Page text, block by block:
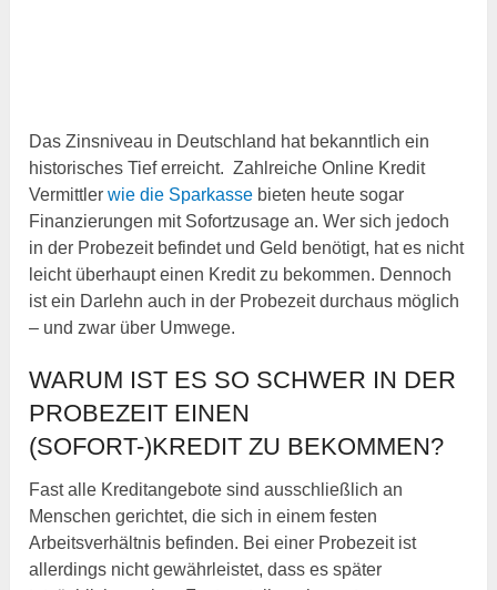
Das Zinsniveau in Deutschland hat bekanntlich ein
historisches Tief erreicht. Zahlreiche Online Kredit
Vermittlerwie die Sparkasse bieten heute sogar
Finanzierungen mit Sofortzusage an. Wer sich jedoch
in der Probezeit befindet und Geld benötigt, hat es nicht
leicht überhaupt einen Kredit zu bekommen. Dennoch
ist ein Darlehn auch in der Probezeit durchaus möglich
– und zwar über Umwege.
WARUM IST ES SO SCHWER IN DER
PROBEZEIT EINEN
(SOFORT-)KREDIT ZU BEKOMMEN?
Fast alle Kreditangebote sind ausschließlich an
Menschen gerichtet, die sich in einem festen
Arbeitsverhältnis befinden. Bei einer Probezeit ist
allerdings nicht gewährleistet, dass es später